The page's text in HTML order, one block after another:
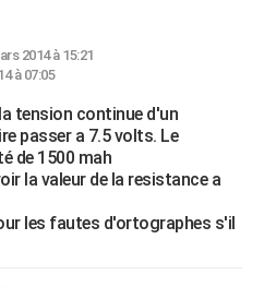
2014 à 15:21
à 07:05
tension continue d'un
passer a 7.5 volts. Le
de 1500 mah
la valeur de la resistance a
les fautes d'ortographes s'il